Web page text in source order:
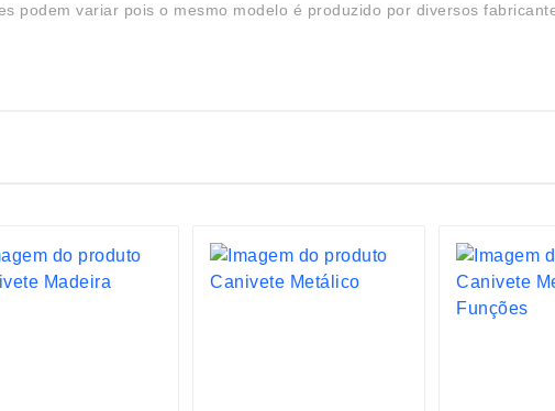
podem variar pois o mesmo modelo é produzido por diversos